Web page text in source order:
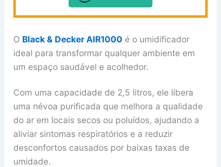
O Black & Decker AIR1000 é o umidificador
ideal para transformar qualquer ambiente em
um espaço saudável e acolhedor.
Com uma capacidade de 2,5 litros, ele libera
uma névoa purificada que melhora a qualidade
do ar em locais secos ou poluídos, ajudando a
aliviar sintomas respiratórios e a reduzir
desconfortos causados por baixas taxas de
umidade.